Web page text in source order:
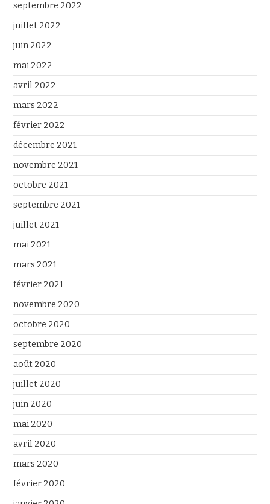
septembre 2022
juillet 2022
juin 2022
mai 2022
avril 2022
mars 2022
février 2022
décembre 2021
novembre 2021
octobre 2021
septembre 2021
juillet 2021
mai 2021
mars 2021
février 2021
novembre 2020
octobre 2020
septembre 2020
août 2020
juillet 2020
juin 2020
mai 2020
avril 2020
mars 2020
février 2020